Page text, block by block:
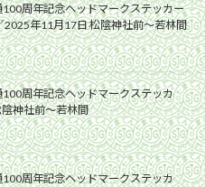
周年記念ヘッドマークステッカー
2025年11月17日 松陰神社前〜若林間
周年記念ヘッドマークステッカ
神社前〜若林間
周年記念ヘッドマークステッカ